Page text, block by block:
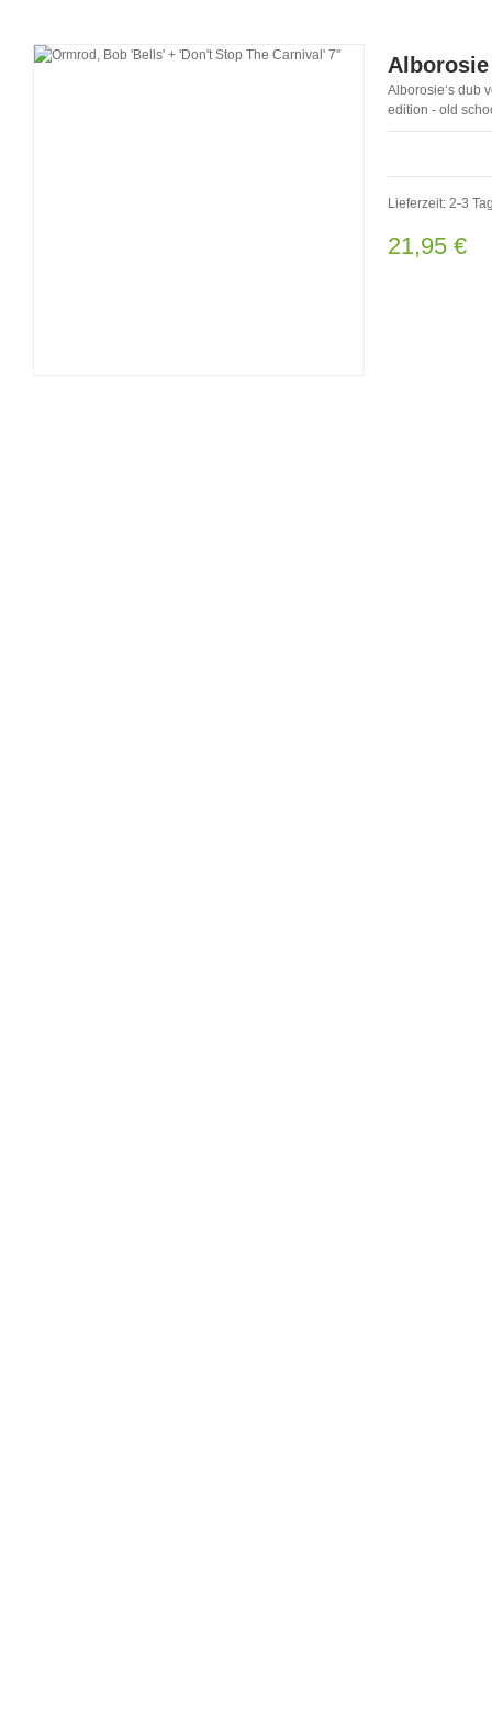
Alborosie
Alborosie‘s dub
edition - old
Lieferzeit: 2-3
21,95 €